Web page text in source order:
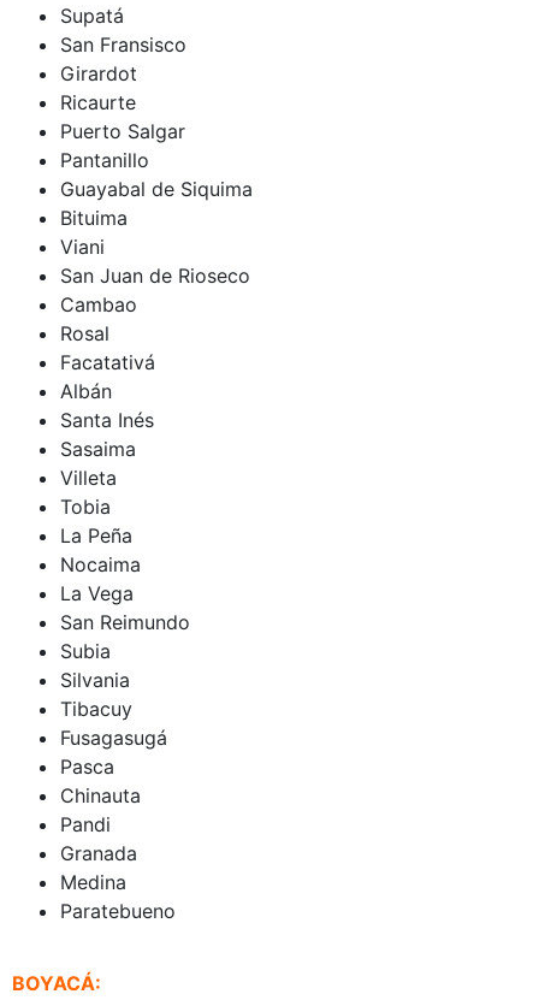
Supatá
San Fransisco
Girardot
Ricaurte
Puerto Salgar
Pantanillo
Guayabal de Siquima
Bituima
Viani
San Juan de Rioseco
Cambao
Rosal
Facatativá
Albán
Santa Inés
Sasaima
Villeta
Tobia
La Peña
Nocaima
La Vega
San Reimundo
Subia
Silvania
Tibacuy
Fusagasugá
Pasca
Chinauta
Pandi
Granada
Medina
Paratebueno
BOYACÁ: